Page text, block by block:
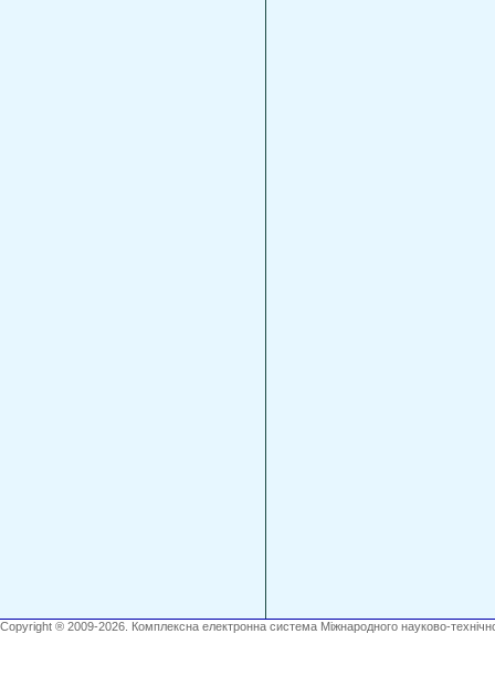
Copyright ® 2009-2026. Комплексна електронна система Міжнародного науково-